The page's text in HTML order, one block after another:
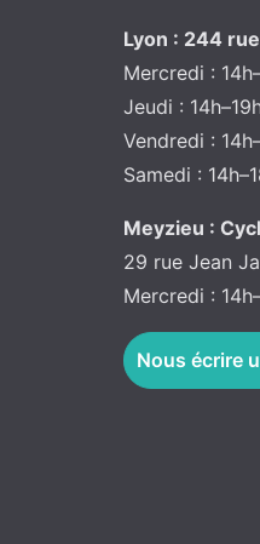
Lyon : 244
Mercredi :
Jeudi :
Vendredi :
Samedi :
Meyzieu :
29 rue Jean
Mercredi :
Nous écrire